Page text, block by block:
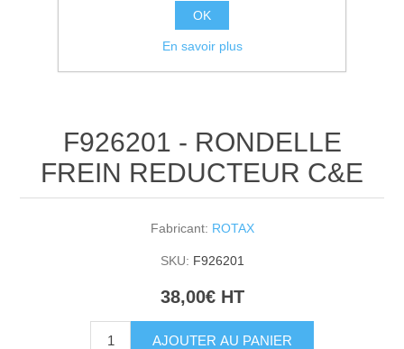
F926201 - RONDELLE
FREIN REDUCTEUR C&E
Fabricant: ROTAX
SKU: F926201
38,00€ HT
AJOUTER AU PANIER
OK
En savoir plus